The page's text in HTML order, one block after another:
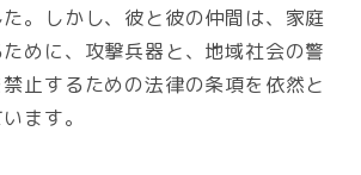
。しかし、彼と彼の仲間は、家庭
めに、攻撃兵器と、地域社会の警
止するための法律の条項を依然と
ます。